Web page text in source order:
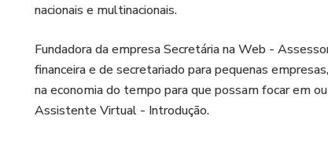
nacionais e multinacionais.
Fundadora da empresa Secretária na Web -
financeira e de secretariado para pequenas
na economia do tempo para que possam focar em
Assistente Virtual - Introdução.